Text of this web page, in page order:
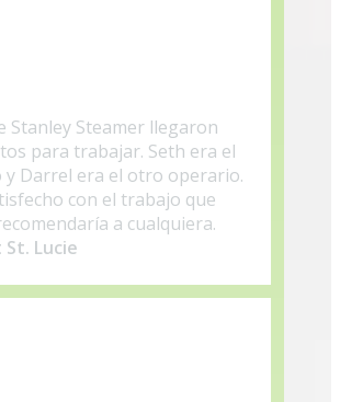
Stanley Steamer llegaron
para trabajar. Seth era el
y Darrel era el otro operario.
con el trabajo que
a cualquiera.
Lucie